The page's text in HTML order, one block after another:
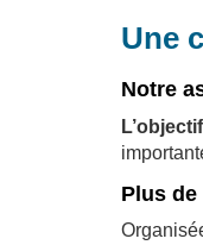
Une
Notre
Plus